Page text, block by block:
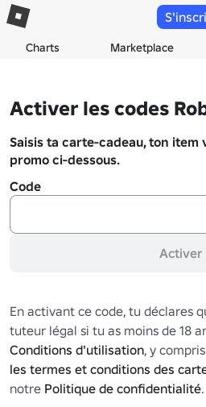
Charts Marketplace
Activer les codes
Saisis ta carte-cadeau, ton item
promo ci-dessous.
Code
Activer
En activant ce code, tu déclares
tuteur légal si tu as moins de 18
Conditions d'utilisation, y
les termes et conditions des
notre Politique de confidentialité.